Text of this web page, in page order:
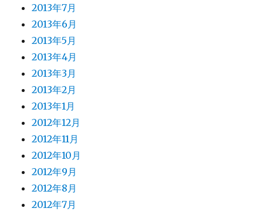
2013年7月
2013年6月
2013年5月
2013年4月
2013年3月
2013年2月
2013年1月
2012年12月
2012年11月
2012年10月
2012年9月
2012年8月
2012年7月